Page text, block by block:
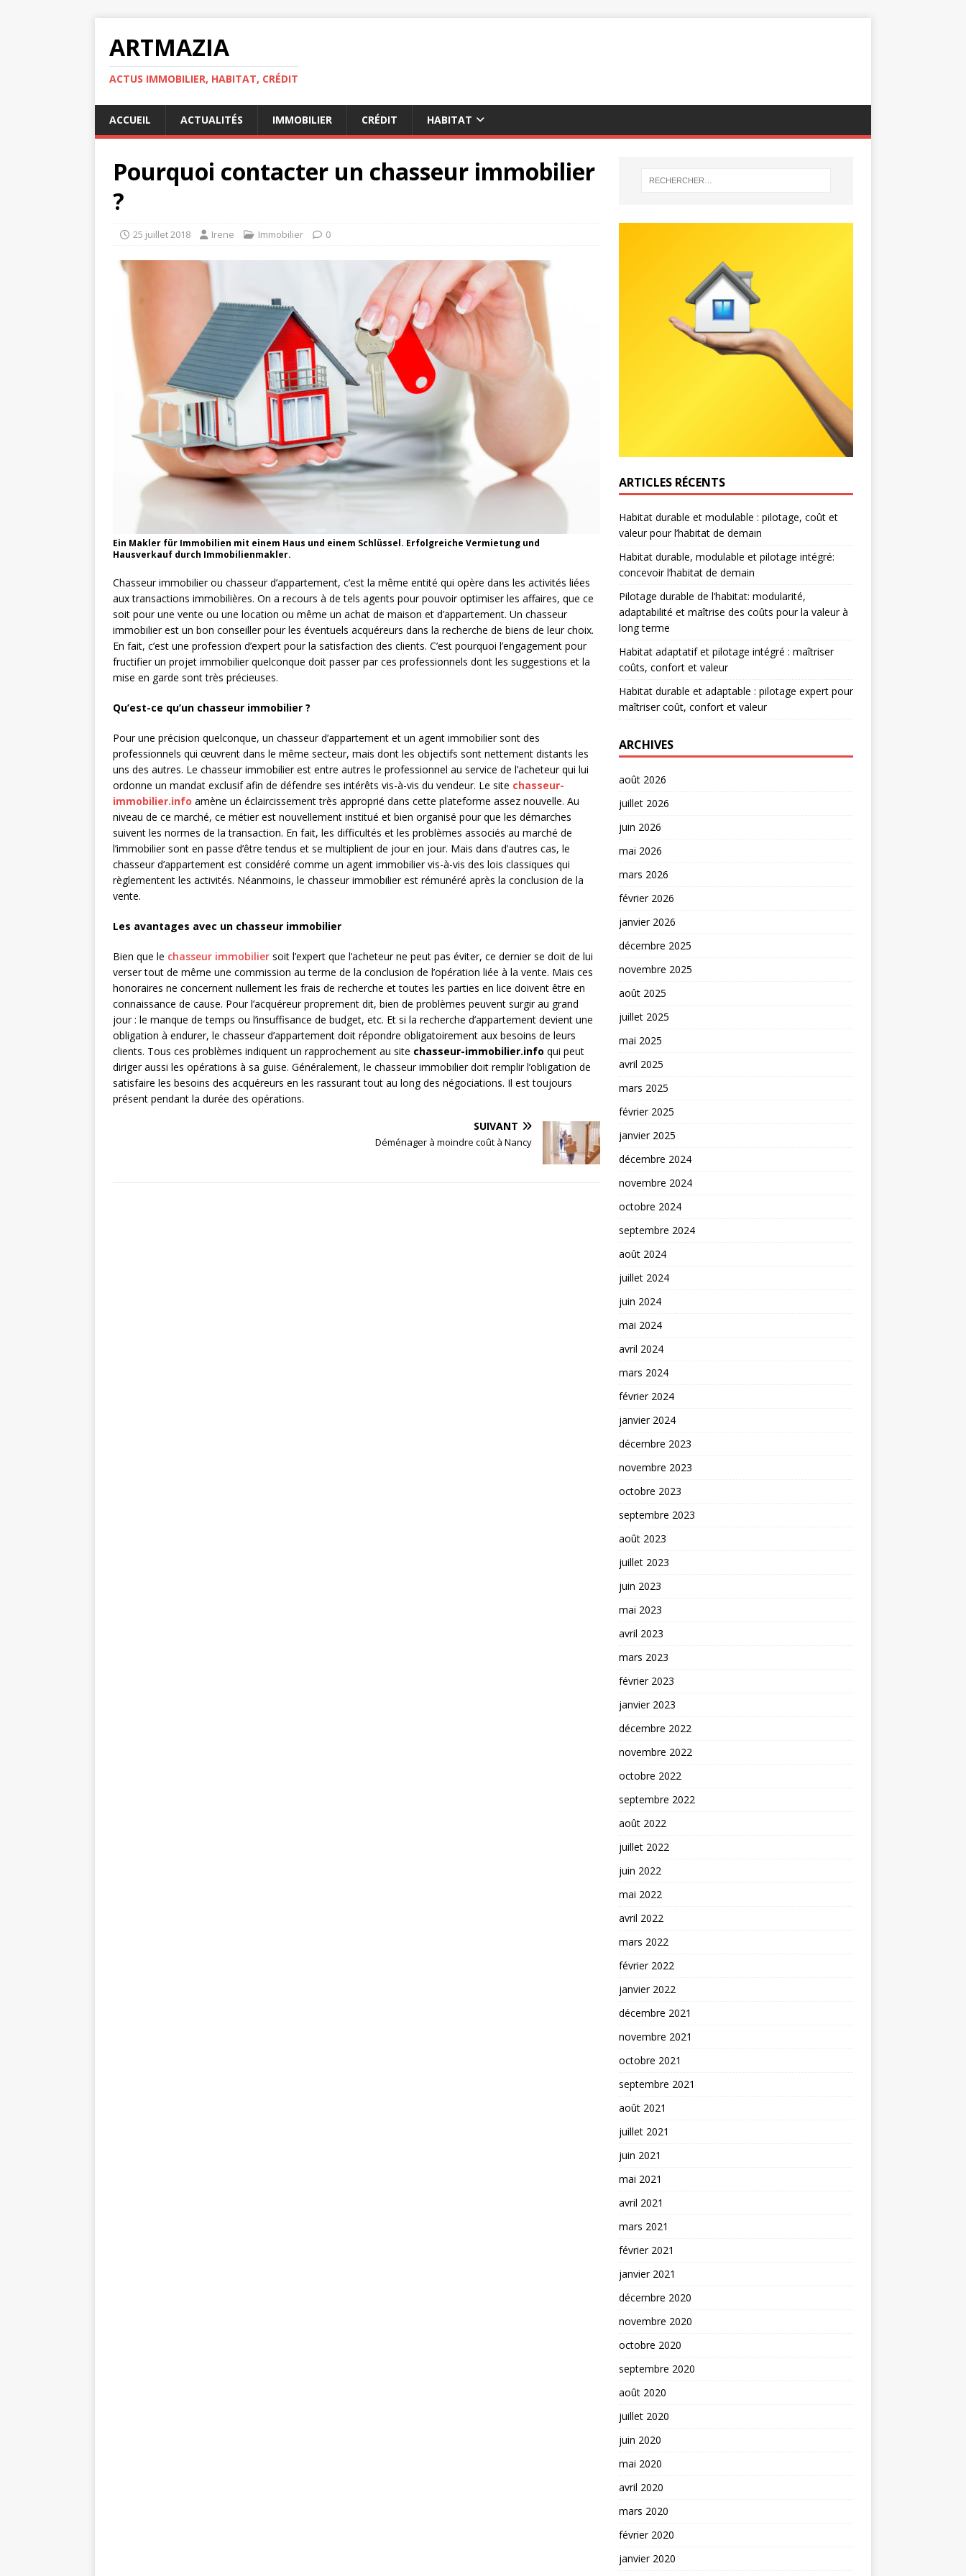
ARTMAZIA
ACTUS IMMOBILIER, HABITAT, CRÉDIT
ACCUEIL ACTUALITÉS IMMOBILIER CRÉDIT HABITAT
Pourquoi contacter un chasseur immobilier
?
25 juillet 2018 Irene Immobilier 0
Ein Makler für Immobilien mit einem Haus und einem Schlüssel. Erfolgreiche Vermietung und
Hausverkauf durch Immobilienmakler.
Chasseur immobilier ou chasseur d’appartement, c’est la même entité qui opère dans les activités liées
aux transactions immobilières. On a recours à de tels agents pour pouvoir optimiser les affaires, que ce
soit pour une vente ou une location ou même un achat de maison et d’appartement. Un chasseur
immobilier est un bon conseiller pour les éventuels acquéreurs dans la recherche de biens de leur choix.
En fait, c’est une profession d’expert pour la satisfaction des clients. C’est pourquoi l’engagement pour
fructifier un projet immobilier quelconque doit passer par ces professionnels dont les suggestions et la
mise en garde sont très précieuses.
Qu’est-ce qu’un chasseur immobilier ?
Pour une précision quelconque, un chasseur d’appartement et un agent immobilier sont des
professionnels qui œuvrent dans le même secteur, mais dont les objectifs sont nettement distants les
uns des autres. Le chasseur immobilier est entre autres le professionnel au service de l’acheteur qui lui
ordonne un mandat exclusif afin de défendre ses intérêts vis-à-vis du vendeur. Le site chasseur-
immobilier.info amène un éclaircissement très approprié dans cette plateforme assez nouvelle. Au
niveau de ce marché, ce métier est nouvellement institué et bien organisé pour que les démarches
suivent les normes de la transaction. En fait, les difficultés et les problèmes associés au marché de
l’immobilier sont en passe d’être tendus et se multiplient de jour en jour. Mais dans d’autres cas, le
chasseur d’appartement est considéré comme un agent immobilier vis-à-vis des lois classiques qui
règlementent les activités. Néanmoins, le chasseur immobilier est rémunéré après la conclusion de la
vente.
Les avantages avec un chasseur immobilier
Bien que le chasseur immobilier soit l’expert que l’acheteur ne peut pas éviter, ce dernier se doit de lui
verser tout de même une commission au terme de la conclusion de l’opération liée à la vente. Mais ces
honoraires ne concernent nullement les frais de recherche et toutes les parties en lice doivent être en
connaissance de cause. Pour l’acquéreur proprement dit, bien de problèmes peuvent surgir au grand
jour : le manque de temps ou l’insuffisance de budget, etc. Et si la recherche d’appartement devient une
obligation à endurer, le chasseur d’appartement doit répondre obligatoirement aux besoins de leurs
clients. Tous ces problèmes indiquent un rapprochement au site chasseur-immobilier.info qui peut
diriger aussi les opérations à sa guise. Généralement, le chasseur immobilier doit remplir l’obligation de
satisfaire les besoins des acquéreurs en les rassurant tout au long des négociations. Il est toujours
présent pendant la durée des opérations.
SUIVANT
Déménager à moindre coût à Nancy
ARTICLES RÉCENTS
Habitat durable et modulable : pilotage, coût et
valeur pour l’habitat de demain
Habitat durable, modulable et pilotage intégré:
concevoir l’habitat de demain
Pilotage durable de l’habitat: modularité,
adaptabilité et maîtrise des coûts pour la valeur à
long terme
Habitat adaptatif et pilotage intégré : maîtriser
coûts, confort et valeur
Habitat durable et adaptable : pilotage expert pour
maîtriser coût, confort et valeur
ARCHIVES
août 2026
juillet 2026
juin 2026
mai 2026
mars 2026
février 2026
janvier 2026
décembre 2025
novembre 2025
août 2025
juillet 2025
mai 2025
avril 2025
mars 2025
février 2025
janvier 2025
décembre 2024
novembre 2024
octobre 2024
septembre 2024
août 2024
juillet 2024
juin 2024
mai 2024
avril 2024
mars 2024
février 2024
janvier 2024
décembre 2023
novembre 2023
octobre 2023
septembre 2023
août 2023
juillet 2023
juin 2023
mai 2023
avril 2023
mars 2023
février 2023
janvier 2023
décembre 2022
novembre 2022
octobre 2022
septembre 2022
août 2022
juillet 2022
juin 2022
mai 2022
avril 2022
mars 2022
février 2022
janvier 2022
décembre 2021
novembre 2021
octobre 2021
septembre 2021
août 2021
juillet 2021
juin 2021
mai 2021
avril 2021
mars 2021
février 2021
janvier 2021
décembre 2020
novembre 2020
octobre 2020
septembre 2020
août 2020
juillet 2020
juin 2020
mai 2020
avril 2020
mars 2020
février 2020
janvier 2020